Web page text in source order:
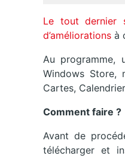
Le tout dernier
d’améliorations à
Au programme,
Windows Store,
Cartes,
Comment faire ?
Avant de
télécharger et